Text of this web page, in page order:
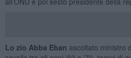
Lo zio Abba Eban ascoltato ministro